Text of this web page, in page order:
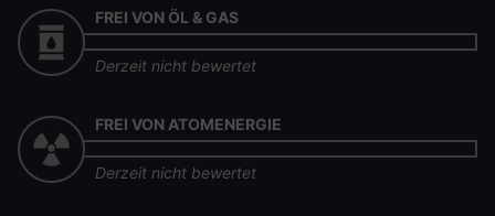
FREI VON ÖL & GAS
Derzeit nicht bewertet
FREI VON ATOMENERGIE
Derzeit nicht bewertet